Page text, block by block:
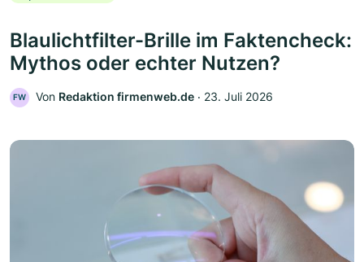
Blaulichtfilter-Brille im Faktencheck:
Mythos oder echter Nutzen?
FW Von Redaktion firmenweb.de ‧ 23. Juli 2026